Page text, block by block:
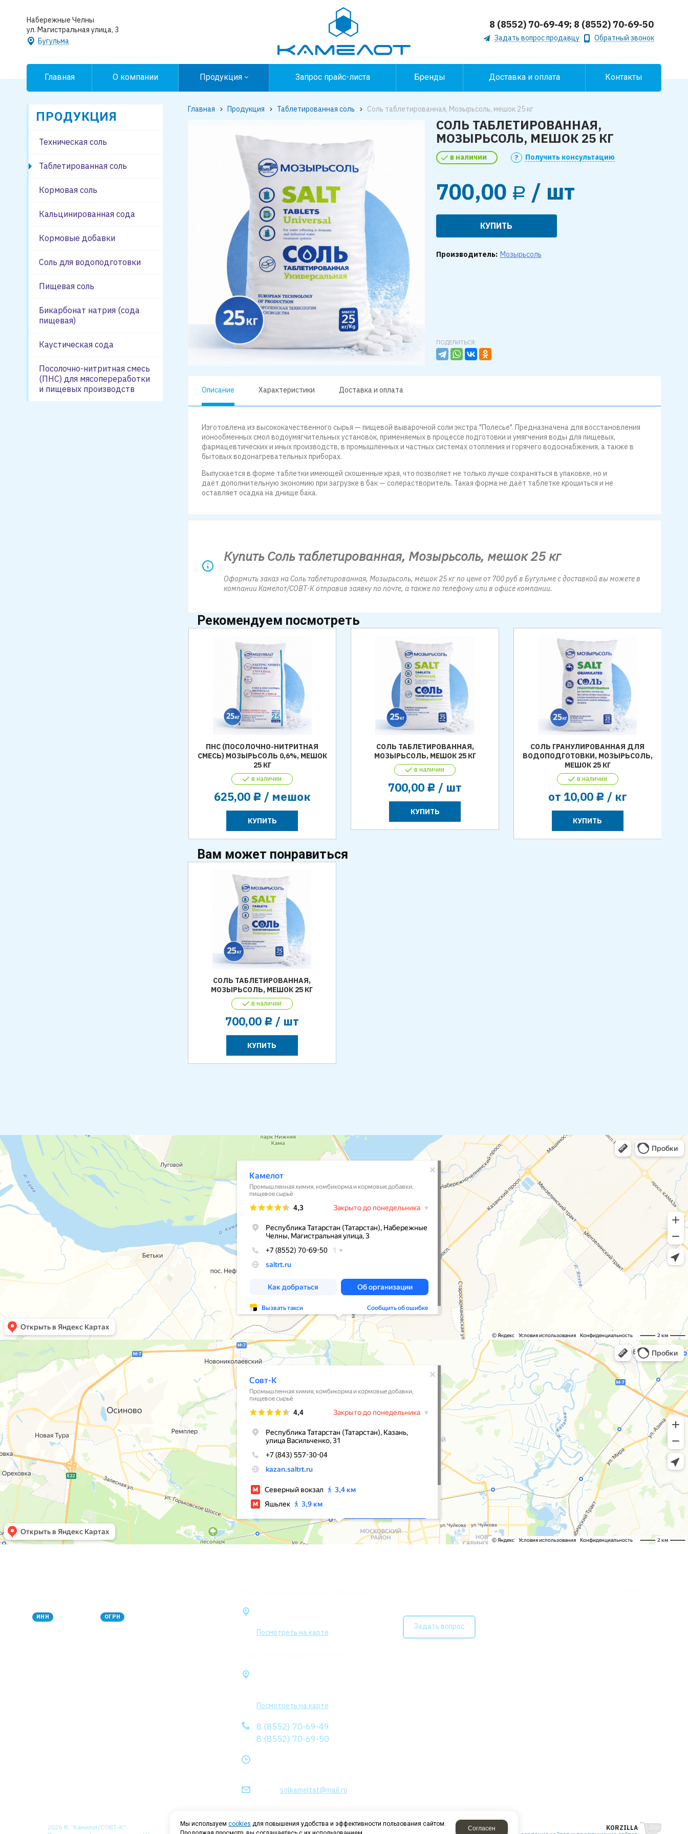
Набережные Челны
ул. Магистральная улица, 3
Бугульма
8 (8552) 70-69-49; 8 (8552) 70-69-50
Задать вопрос продавцу Обратный звонок
Главная О компании Продукция Запрос прайс-листа Бренды Доставка и оплата Контакты
ПРОДУКЦИЯ
Техническая соль
Таблетированная соль
Кормовая соль
Кальцинированная сода
Кормовые добавки
Соль для водоподготовки
Пищевая соль
Бикарбонат натрия (сода
пищевая)
Каустическая сода
Посолочно-нитритная смесь
(ПНС) для мясопереработки
и пищевых производств
Главная Продукция Таблетированная соль Соль таблетированная, Мозырьсоль, мешок 25 кг
СОЛЬ ТАБЛЕТИРОВАННАЯ,
МОЗЫРЬСОЛЬ, МЕШОК 25 КГ
в наличии Получить консультацию
700,00 Р / шт
КУПИТЬ
Производитель: Мозырьсоль
ПОДЕЛИТЬСЯ:
Описание Характеристики Доставка и оплата
Изготовлена из высококачественного сырья — пищевой выварочной соли экстра "Полесье". Предназначена для восстановления
ионообменных смол водоумягчительных установок, применяемых в процессе подготовки и умягчения воды для пищевых,
фармацевтических и иных производств, в промышленных и частных системах отопления и горячего водоснабжения, а также в
бытовых водонагревательных приборах.
Выпускается в форме таблетки имеющей скошенные края, что позволяет не только лучше сохраняться в упаковке, но и
даёт дополнительную экономию при загрузке в бак — солерастворитель. Такая форма не даёт таблетке крошиться и не
оставляет осадка на днище бака.
Купить Соль таблетированная, Мозырьсоль, мешок 25 кг
Оформить заказ на Соль таблетированная, Мозырьсоль, мешок 25 кг по цене от 700 руб в Бугульме с доставкой вы можете в
компании Камелот/СОВТ-К отправив заявку по почте, а также по телефону или в офисе компании.
Рекомендуем посмотреть
ПНС (ПОСОЛОЧНО-НИТРИТНАЯ
СМЕСЬ) МОЗЫРЬСОЛЬ 0,6%, МЕШОК
25 КГ
в наличии
625,00 Р / мешок
КУПИТЬ
СОЛЬ ТАБЛЕТИРОВАННАЯ,
МОЗЫРЬСОЛЬ, МЕШОК 25 КГ
в наличии
700,00 Р / шт
КУПИТЬ
СОЛЬ ГРАНУЛИРОВАННАЯ ДЛЯ
ВОДОПОДГОТОВКИ, МОЗЫРЬСОЛЬ,
МЕШОК 25 КГ
в наличии
от 10,00 Р / кг
КУПИТЬ
Вам может понравиться
СОЛЬ ТАБЛЕТИРОВАННАЯ,
МОЗЫРЬСОЛЬ, МЕШОК 25 КГ
в наличии
700,00 Р / шт
КУПИТЬ
ИНН 1650074925 ОГРН
Посмотреть на карте
Посмотреть на карте
8 (8552) 70-69-49
8 (8552) 70-69-50
solkameltat@mail.ru
Задать вопрос
2026 © “Камелот/СОВТ-К”
Мы используем cookies для повышения удобства и эффективности пользования сайтом.
Согласен